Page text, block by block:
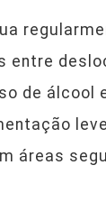
entre
de álcool
áreas